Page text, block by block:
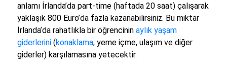
anlamı İrlanda’da part-time (haftada 20 saat) çalışarak
yaklaşık 800 Euro’da fazla kazanabilirsiniz. Bu miktar
İrlanda’da rahatlıkla bir öğrencinin aylık yaşam
giderlerini (konaklama, yeme içme, ulaşım ve diğer
giderler) karşılamasına yetecektir.